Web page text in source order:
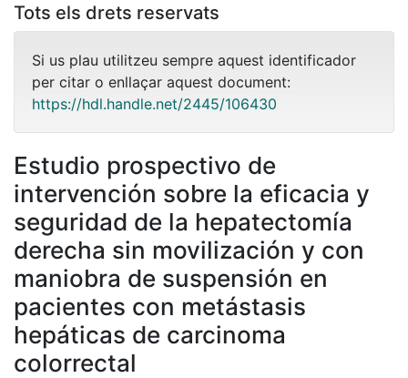
Tots els drets reservats
Si us plau utilitzeu sempre aquest identificador
per citar o enllaçar aquest document:
https://hdl.handle.net/2445/106430
Estudio prospectivo de
intervención sobre la eficacia y
seguridad de la hepatectomía
derecha sin movilización y con
maniobra de suspensión en
pacientes con metástasis
hepáticas de carcinoma
colorrectal